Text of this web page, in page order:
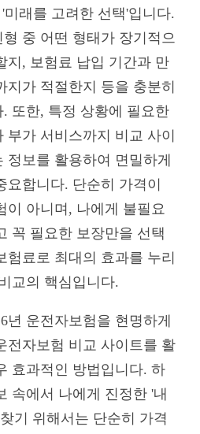
래를 고려한 선택'입니다.
중 어떤 형태가 장기적으
지, 보험료 납입 기간과 만
지가 적절한지 등을 충분히
또한, 특정 상황에 필요한
부가 서비스까지 비교 사이
정보를 활용하여 면밀하게
요합니다. 단순히 가격이
이 아니며, 나에게 불필요
꼭 필요한 보장만을 선택
험료로 최대의 효과를 누리
교의 핵심입니다.
년 운전자보험을 현명하게
전자보험 비교 사이트를 활
효과적인 방법입니다. 하
속에서 나에게 진정한 '내
기 위해서는 단순히 가격